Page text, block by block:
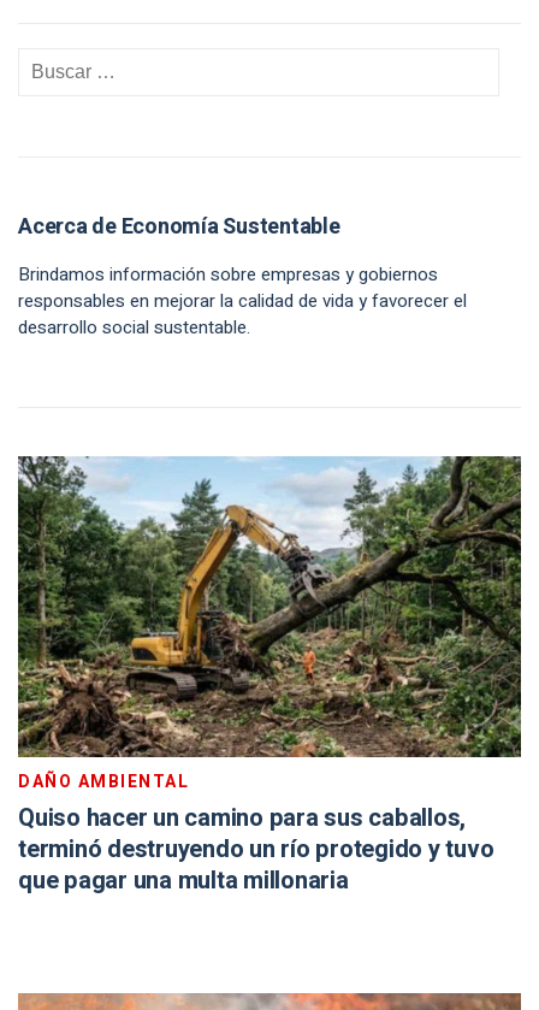
Acerca de Economía Sustentable
Brindamos información sobre empresas y gobiernos
responsables en mejorar la calidad de vida y favorecer el
desarrollo social sustentable.
DAÑO AMBIENTAL
Quiso hacer un camino para sus caballos,
terminó destruyendo un río protegido y tuvo
que pagar una multa millonaria